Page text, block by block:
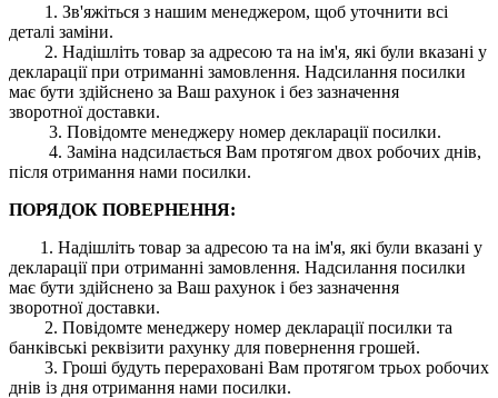
1. Зв'яжіться з нашим менеджером, щоб уточнити всі
деталі заміни.
2. Надішліть товар за адресою та на ім'я, які були вказані у
декларації при отриманні замовлення. Надсилання посилки
має бути здійснено за Ваш рахунок і без зазначення
зворотної доставки.
3. Повідомте менеджеру номер декларації посилки.
4. Заміна надсилається Вам протягом двох робочих днів,
після отримання нами посилки.
ПОРЯДОК ПОВЕРНЕННЯ:
1. Надішліть товар за адресою та на ім'я, які були вказані у
декларації при отриманні замовлення. Надсилання посилки
має бути здійснено за Ваш рахунок і без зазначення
зворотної доставки.
2. Повідомте менеджеру номер декларації посилки та
банківські реквізити рахунку для повернення грошей.
3. Гроші будуть перераховані Вам протягом трьох робочих
днів із дня отримання нами посилки.